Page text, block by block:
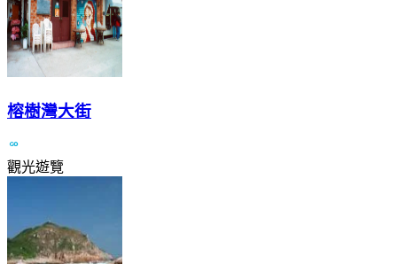
榕樹灣大街
觀光遊覽